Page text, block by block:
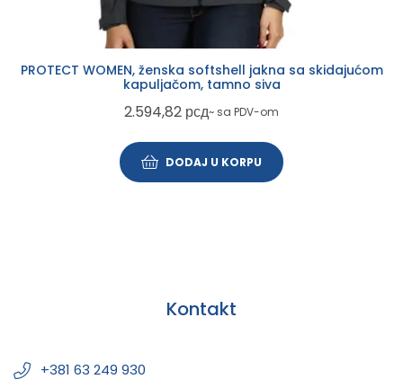
PROTECT WOMEN, ženska softshell jakna sa skidajućom
kapuljačom, tamno siva
2.594,82 рсд~ sa PDV-om
DODAJ U KORPU
Kontakt
+381 63 249 930